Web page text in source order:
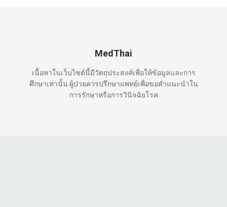
MedThai
เนื้อหาในเว็บไซต์นี้มีวัตถุประสงค์เพื่อให้ข้อมูลและการ
ศึกษาเท่านั้น ผู้ป่วยควรปรึกษาแพทย์เพื่อขอคำแนะนำใน
การรักษาหรือการวินิจฉัยโรค